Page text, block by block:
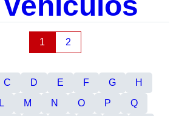
1 2
C D E F G
H
L M N O P
Q